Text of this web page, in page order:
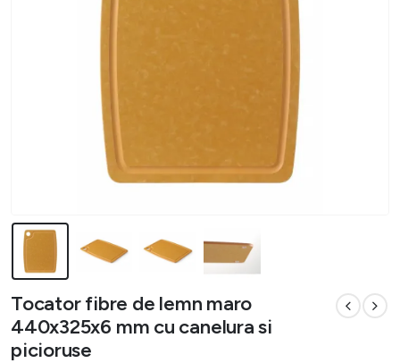
Tocator fibre de lemn maro
440x325x6 mm cu canelura si
picioruse